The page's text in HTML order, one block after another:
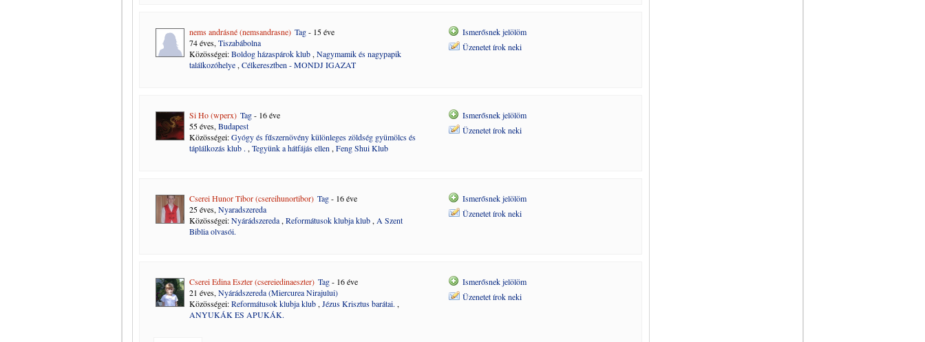
nems andrásné (nemsandrasne) Tag- 15 éve
74 éves, Tiszabábolna
Közösségei:Boldog házaspárok klub , Nagymamik és nagypapik
találkozóhelye , Célkeresztben - MONDJ IGAZAT
Ismerősnek jelölöm
Üzenetet írok neki
Si Ho (wperx) Tag- 16 éve
55 éves, Budapest
Közösségei:Gyógy és fűszernövény különleges zöldség gyümölcs és
táplálkozás klub . , Tegyünk a hátfájás ellen , Feng Shui Klub
Ismerősnek jelölöm
Üzenetet írok neki
Cserei Hunor Tibor (csereihunortibor) Tag- 16 éve
25 éves, Nyaradszereda
Közösségei:Nyárádszereda , Reformátusok klubja klub , A Szent
Biblia olvasói.
Ismerősnek jelölöm
Üzenetet írok neki
Cserei Edina Eszter (csereiedinaeszter) Tag- 16 éve
21 éves, Nyárádszereda (Miercurea Nirajului)
Közösségei:Reformátusok klubja klub , Jézus Krisztus barátai. ,
ANYUKÁK ES APUKÁK.
Ismerősnek jelölöm
Üzenetet írok neki